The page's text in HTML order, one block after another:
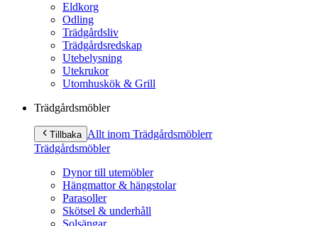
Eldkorg
Odling
Trädgårdsliv
Trädgårdsredskap
Utebelysning
Utekrukor
Utomhuskök & Grill
Trädgårdsmöbler
Tillbaka Allt inom Trädgårdsmöblerr
Trädgårdsmöbler
Dynor till utemöbler
Hängmattor & hängstolar
Parasoller
Skötsel & underhåll
Solsängar